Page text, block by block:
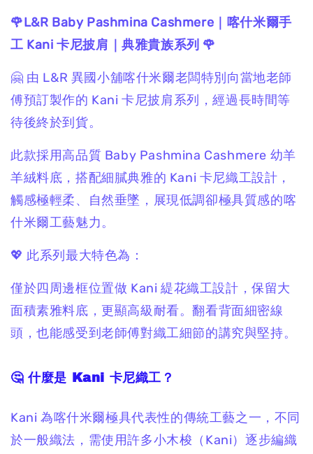
🌹L&R Baby Pashmina Cashmere｜喀什米爾手
工 Kani 卡尼披肩｜典雅貴族系列 🌹
🤗 由 L&R 異國小舖喀什米爾老闆特別向當地老師
傅預訂製作的 Kani 卡尼披肩系列，經過長時間等
待後終於到貨。
此款採用高品質 Baby Pashmina Cashmere 幼羊
羊絨料底，搭配細膩典雅的 Kani 卡尼織工設計，
觸感極輕柔、自然垂墜，展現低調卻極具質感的喀
什米爾工藝魅力。
💖 此系列最大特色為：
僅於四周邊框位置做 Kani 緹花織工設計，保留大
面積素雅料底，更顯高級耐看。翻看背面細密線
頭，也能感受到老師傅對織工細節的講究與堅持。
🤔 什麼是 Kani 卡尼織工？
Kani 為喀什米爾極具代表性的傳統工藝之一， 不同
於一般織法，需使用許多小木梭（Kani）逐步編織